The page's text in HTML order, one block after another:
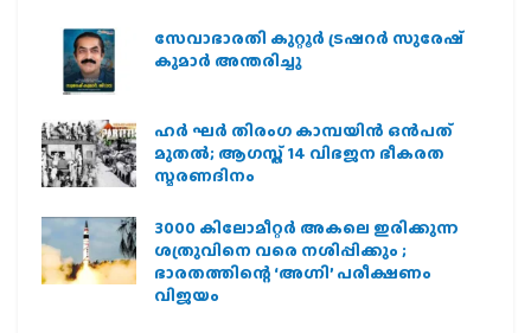
സേവാഭാരതി കുറ്റൂർ ട്രഷറർ സുരേഷ്
കുമാർ അന്തരിച്ചു
ഹര്‍ ഘര്‍ തിരംഗ കാമ്പയിന്‍ ഒന്‍പത്
മുതല്‍; ആഗസ്ത് 14 വിഭജന ഭീകരത
സ്മരണദിനം
3000 കിലോമീറ്റർ അകലെ ഇരിക്കുന്ന
ശത്രുവിനെ വരെ നശിപ്പിക്കും ;
ഭാരതത്തിന്റെ ‘അഗ്നി’ പരീക്ഷണം
വിജയം